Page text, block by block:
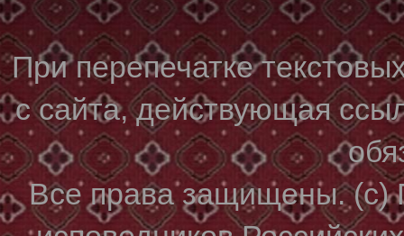
При перепечатке
с сайта, действующая
Все права защищены. (с)